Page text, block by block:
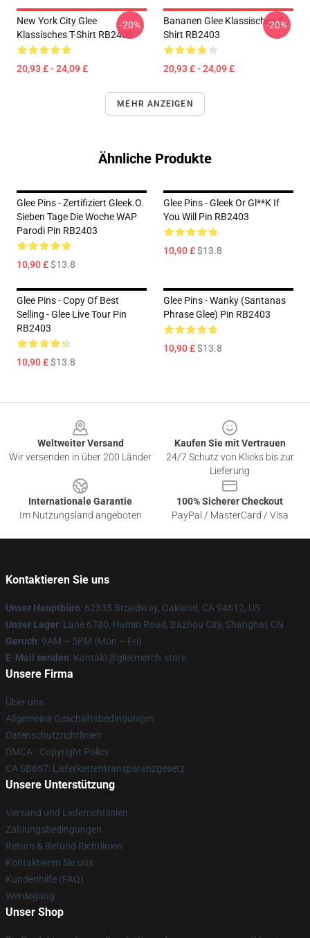
New York City Glee
Klassisches T-Shirt RB2403
20,93 £ - 24,09 £
-20%
Bananen Glee Klassisches T-
Shirt RB2403
20,93 £ - 24,09 £
-20%
MEHR ANZEIGEN
Ähnliche Produkte
Glee Pins - Zertifiziert Gleek.o.
Sieben Tage Die Woche WAP
Parodi Pin RB2403
10,90 £$13.8
Glee Pins - Gleek Or Gl**k If
You Will Pin RB2403
10,90 £$13.8
Glee Pins - Copy Of Best
Selling - Glee Live Tour Pin
RB2403
10,90 £$13.8
Glee Pins - Wanky (Santanas
Phrase Glee) Pin RB2403
10,90 £$13.8
Weltweiter Versand
Wir versenden in über 200 Länder
Kaufen Sie mit Vertrauen
24/7 Schutz von Klicks bis zur
Lieferung
Internationale Garantie
Im Nutzungsland angeboten
100% Sicherer Checkout
PayPal / MasterCard / Visa
Kontaktieren Sie uns
Unser Hauptbüro: 62335 Broadway, Oakland, CA 94612, US
Unser Lager: Lane 6780, Humin Road, Bazhou City, Shanghai, CN
Geruch: 9AM – 5PM (Mon – Fri)
E-Mail senden: Kontakt@gleemerch.store
Unsere Firma
Über uns
Allgemeine Geschäftsbedingungen
Datenschutzrichtlinien
DMCA - Copyright Policy
CA SB657: Lieferkettentransparenzgesetz
Unsere Unterstützung
Versand und Lieferrichtlinien
Zahlungsbedingungen
Return & Refund Richtlinien
Kontaktieren Sie uns
Kundenhilfe (FAQ)
Werdegang
Unser Shop